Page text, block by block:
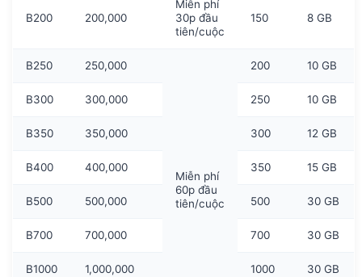
B200 200,000
Miễn phí
30p đầu
tiên/cuộc
150 8 GB
B250 250,000
Miễn phí
60p đầu
tiên/cuộc
200 10 GB
B300 300,000 250 10 GB
B350 350,000 300 12 GB
B400 400,000 350 15 GB
B500 500,000 500 30 GB
B700 700,000 700 30 GB
B1000 1,000,000 1000 30 GB